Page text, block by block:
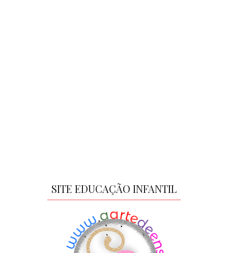
SITE EDUCAÇÃO INFANTIL